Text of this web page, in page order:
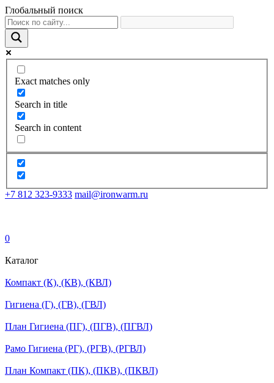
Глобальный поиск
Exact matches only
Search in title
Search in content
+7 812 323-9333 mail@ironwarm.ru
0
Каталог
Компакт (К), (КВ), (КВЛ)
Гигиена (Г), (ГВ), (ГВЛ)
План Гигиена (ПГ), (ПГВ), (ПГВЛ)
Рамо Гигиена (РГ), (РГВ), (РГВЛ)
План Компакт (ПК), (ПКВ), (ПКВЛ)